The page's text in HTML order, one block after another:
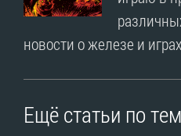
новости о железе и
Ещё статьи по